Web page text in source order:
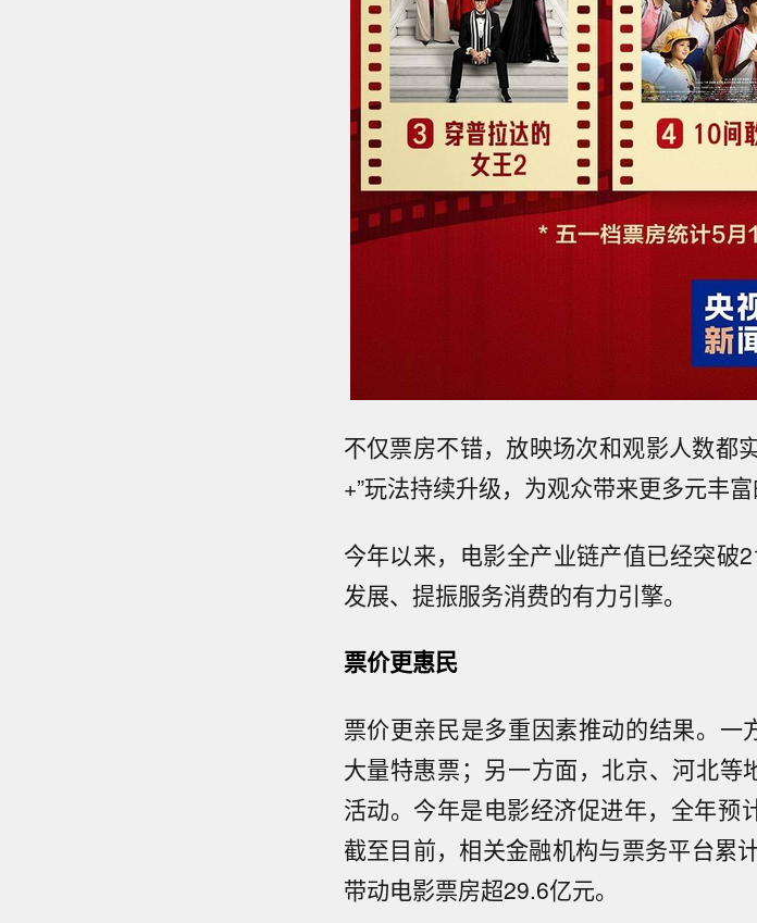
不仅票房不错，放映场次和观影人数都
+”玩法持续升级，为观众带来更多元丰富
今年以来，电影全产业链产值已经突破
发展、提振服务消费的有力引擎。
票价更惠民
票价更亲民是多重因素推动的结果。一
大量特惠票；另一方面，北京、河北
活动。今年是电影经济促进年，全年预
截至目前，相关金融机构与票务平台累
带动电影票房超29.6亿元。